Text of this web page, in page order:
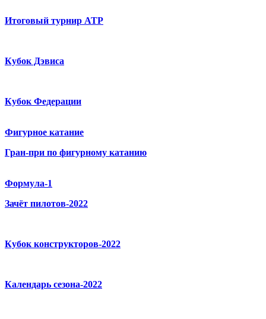
Итоговый турнир ATP
Кубок Дэвиса
Кубок Федерации
Фигурное катание
Гран-при по фигурному катанию
Формула-1
Зачёт пилотов-2022
Кубок конструкторов-2022
Календарь сезона-2022